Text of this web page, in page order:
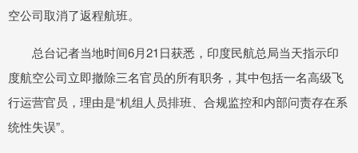
空公司取消了返程航班。
总台记者当地时间6月21日获悉，印度民航总局当天指示印
度航空公司立即撤除三名官员的所有职务，其中包括一名高级飞
行运营官员，理由是“机组人员排班、合规监控和内部问责存在系
统性失误”。